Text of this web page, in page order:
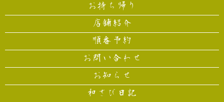
お持ち帰り
店舗紹介
順番予約
お問い合わせ
お知らせ
和さび日記